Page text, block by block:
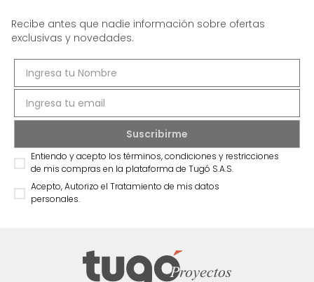
Recibe antes que nadie información sobre ofertas
exclusivas y novedades.
Entiendo y acepto los términos, condiciones y restricciones
de mis compras en la plataforma de Tugó S.A.S.
Acepto, Autorizo el Tratamiento de mis datos
personales.